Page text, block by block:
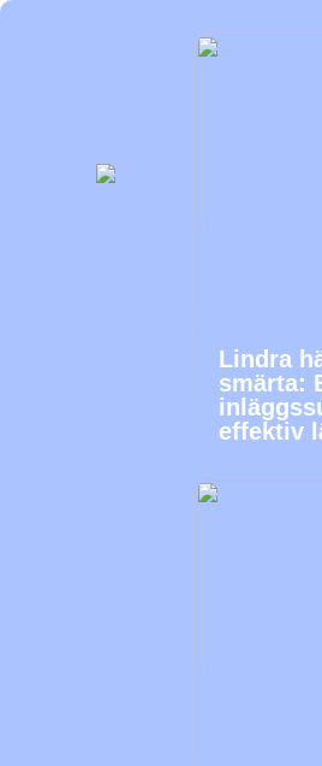
Lindra
smärta:
effektiv